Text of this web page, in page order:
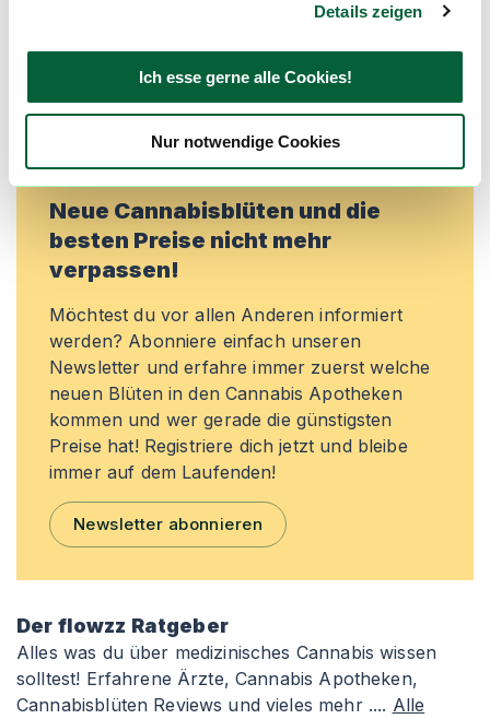
Details zeigen
Ich esse gerne alle Cookies!
Nur notwendige Cookies
Preisreduktionen informiert zu werden und
Jetzt registrieren
Neue Cannabisblüten und die
besten Preise nicht mehr
verpassen!
Möchtest du vor allen Anderen informiert
werden? Abonniere einfach unseren
Newsletter und erfahre immer zuerst welche
neuen Blüten in den Cannabis Apotheken
kommen und wer gerade die günstigsten
Preise hat! Registriere dich jetzt und bleibe
immer auf dem Laufenden!
Newsletter abonnieren
Der flowzz Ratgeber
Alles was du über medizinisches Cannabis wissen
solltest! Erfahrene Ärzte, Cannabis Apotheken,
Cannabisblüten Reviews und vieles mehr .... Alle